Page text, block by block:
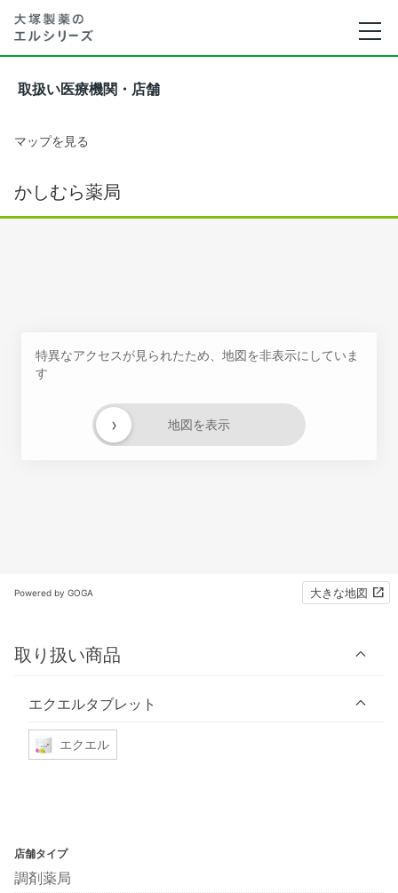
取扱い医療機関・店舗
マップを見る
かしむら薬局
特異なアクセスが見られたため、地図を非表示にしていま
す
地図を表示
›
Powered by GOGA 大きな地図
取り扱い商品
エクエルタブレット
エクエル
店舗タイプ
調剤薬局